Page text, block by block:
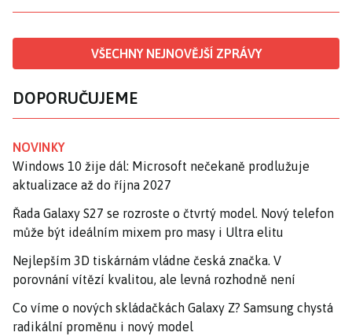
VŠECHNY NEJNOVĚJŠÍ ZPRÁVY
DOPORUČUJEME
NOVINKY
Windows 10 žije dál: Microsoft nečekaně prodlužuje
aktualizace až do října 2027
Řada Galaxy S27 se rozroste o čtvrtý model. Nový telefon
může být ideálním mixem pro masy i Ultra elitu
Nejlepším 3D tiskárnám vládne česká značka. V
porovnání vítězí kvalitou, ale levná rozhodně není
Co víme o nových skládačkách Galaxy Z? Samsung chystá
radikální proměnu i nový model